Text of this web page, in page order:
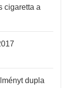
cigaretta a
dupla